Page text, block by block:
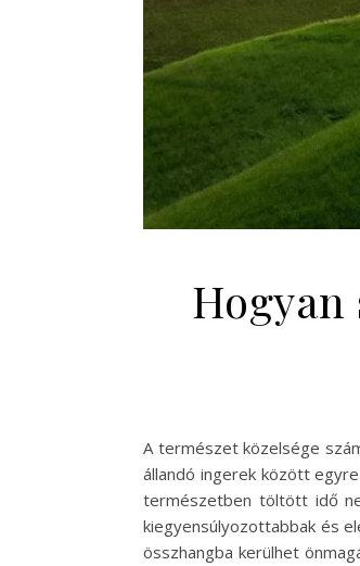
A természet közelsége
állandó ingerek között
természetben töltött idő
kiegyensúlyozottabbak és
összhangba kerülhet